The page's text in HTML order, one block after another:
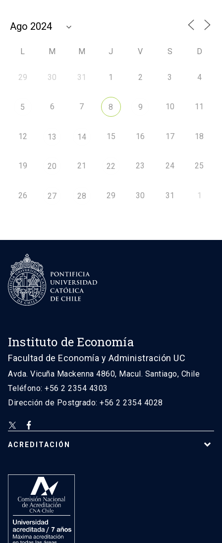
L M M J V S D
29 30 31 1 2 3 4
5 6 7 8 9 10 11
12 13 14 15 16 17 18
19 20 21 22 23 24 25
26 27 28 29 30 31 1
Instituto de Economía
Facultad de Economía y Administración UC
Avda. Vicuña Mackenna 4860, Macul. Santiago, Chile
Teléfono: +56 2 2354 4303
Dirección de Postgrado: +56 2 2354 4028
ACREDITACIÓN